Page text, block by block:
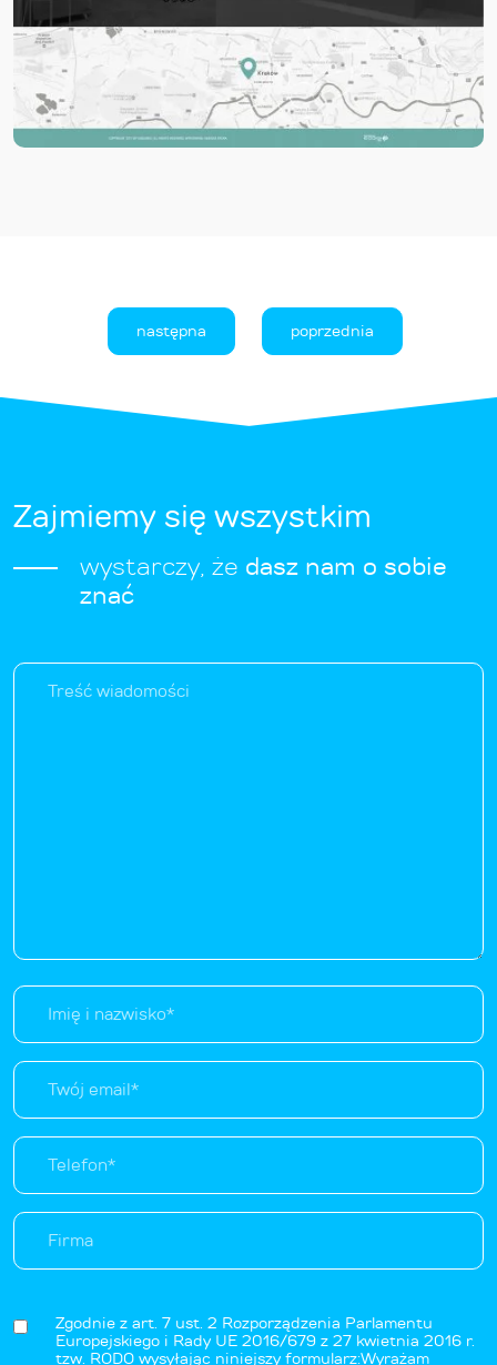
następna poprzednia
Zajmiemy się wszystkim
wystarczy, że dasz nam o sobie
znać
Zgodnie z art. 7 ust. 2 Rozporządzenia Parlamentu
Europejskiego i Rady UE 2016/679 z 27 kwietnia 2016 r.
tzw. RODO wysyłając niniejszy formularz:Wyrażam